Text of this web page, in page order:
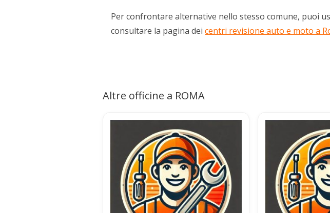
Per confrontare alternative nello stesso comune, puoi
consultare la pagina deicentri revisione auto e moto a
Altre officine a ROMA